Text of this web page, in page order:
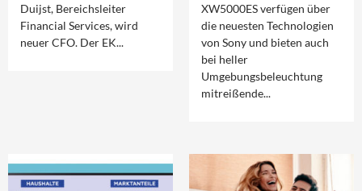
Duijst, Bereichsleiter
Financial Services, wird
neuer CFO. Der EK...
XW5000ES verfügen über
die neuesten Technologien
von Sony und bieten auch
bei heller
Umgebungsbeleuchtung
mitreißende...